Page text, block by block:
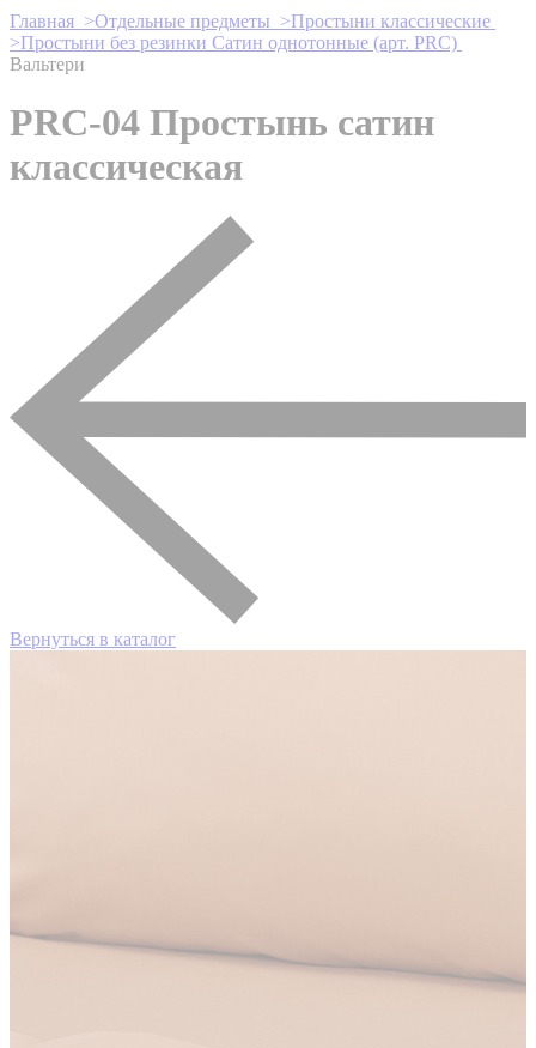
Главная >Отдельные предметы >Простыни классические
>Простыни без резинки Сатин однотонные (арт. PRC)
Вальтери
PRC-04 Простынь сатин
классическая
Вернуться в каталог